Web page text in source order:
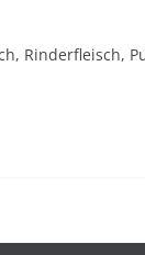
Rinderfleisch,